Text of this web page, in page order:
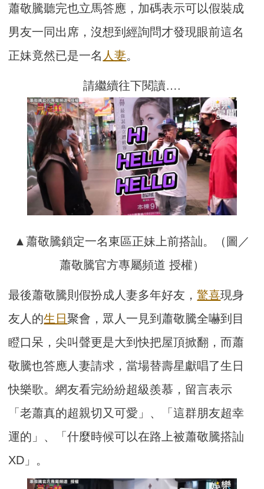
蕭敬騰聽完也立馬答應，加碼表示可以假裝成
男友一同出席，沒想到經詢問才發現眼前這名
正妹竟然已是一名 人妻。
請繼續往下閱讀….
▲蕭敬騰鎖定一名東區正妹上前搭訕。（圖／
蕭敬騰官方專屬頻道 授權）
最後蕭敬騰則假扮成人妻多年好友，驚喜現身
友人的生日 聚會，眾人一見到蕭敬騰全嚇到目
瞪口呆，尖叫聲更是大到快把屋頂掀翻，而蕭
敬騰也答應人妻請求，當場替壽星獻唱了生日
快樂歌。網友看完紛紛超級羨慕，留言表示
「老蕭真的超親切又可愛」、「這群朋友超幸
運的」、「什麼時候可以在路上被蕭敬騰搭訕
XD」。